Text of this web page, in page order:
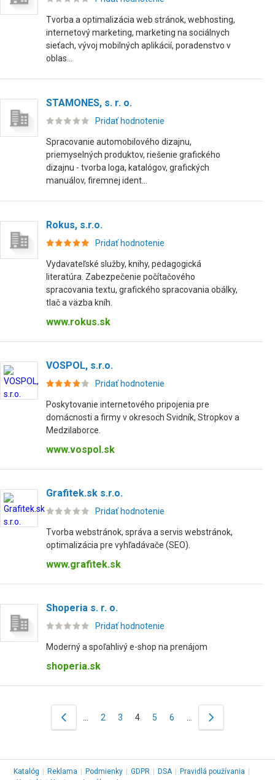
Tvorba a optimalizácia web stránok, webhosting,
internetový marketing, marketing na sociálnych
sieťach, vývoj mobilných aplikácií, poradenstvo v
oblas...
STAMONES, s. r. o.
Pridať hodnotenie
Spracovanie automobilového dizajnu,
priemyselných produktov, riešenie grafického
dizajnu - tvorba loga, katalógov, grafických
manuálov, firemnej ident...
Rokus, s.r.o.
Pridať hodnotenie
Vydavateľské služby, knihy, pedagogická
literatúra. Zabezpečenie počítačového
spracovania textu, grafického spracovania obálky,
tlač a väzba kníh.
www.rokus.sk
VOSPOL, s.r.o.
Pridať hodnotenie
Poskytovanie internetového pripojenia pre
domácnosti a firmy v okresoch Svidník, Stropkov a
Medzilaborce.
www.vospol.sk
Grafitek.sk s.r.o.
Pridať hodnotenie
Tvorba webstránok, správa a servis webstránok,
optimalizácia pre vyhľadávače (SEO).
www.grafitek.sk
Shoperia s. r. o.
Pridať hodnotenie
Moderný a spoľahlivý e-shop na prenájom
shoperia.sk
2 3 4 5 6
Katalóg Reklama Podmienky GDPR DSA Pravidlá používania